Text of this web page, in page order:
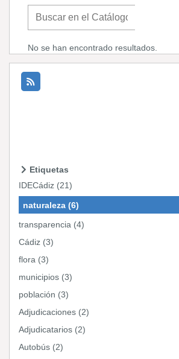
No se han encontrado resultados.
Etiquetas
IDECádiz (21)
naturaleza (6)
transparencia (4)
Cádiz (3)
flora (3)
municipios (3)
población (3)
Adjudicaciones (2)
Adjudicatarios (2)
Autobús (2)